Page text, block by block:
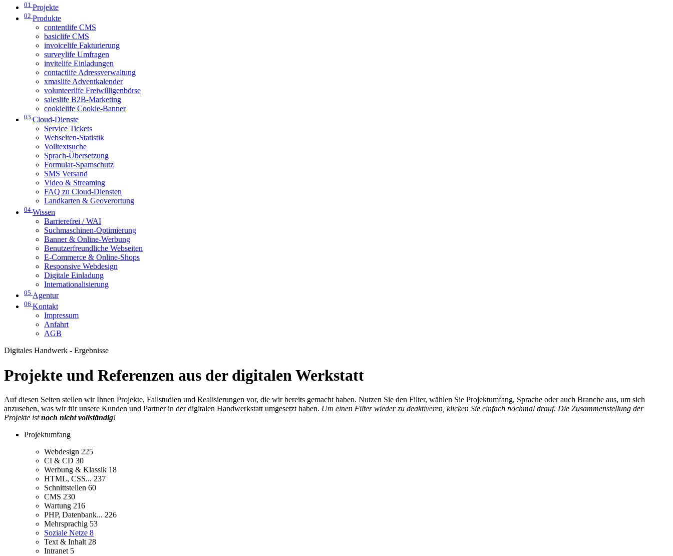
01 Projekte
02 Produkte
contentlife CMS
basiclife CMS
invoicelife Fakturierung
surveylife Umfragen
invitelife Einladungen
contactlife Adressverwaltung
xmaslife Adventkalender
volunteerlife Freiwilligenbörse
saleslife B2B-Marketing
cookielife Cookie-Banner
03 Cloud-Dienste
Service Tickets
Webseiten-Statistik
Volltextsuche
Sprach-Übersetzung
Formular-Spamschutz
SMS Versand
Video & Streaming
FAQ zu Cloud-Diensten
Landkarten & Geoverortung
04 Wissen
Barrierefrei / WAI
Suchmaschinen-Optimierung
Banner & Online-Werbung
Benutzerfreundliche Webseiten
E-Commerce & Online-Shops
Responsive Webdesign
Digitale Einladung
Internationalisierung
05 Agentur
06 Kontakt
Impressum
Anfahrt
AGB
Digitales Handwerk - Ergebnisse
Projekte und Referenzen aus der digitalen Werkstatt
Auf diesen Seiten stellen wir Ihnen Projekte, Fallstudien und Realisierungen vor, die wir bereits gemacht haben. Nutzen Sie den Filter, wählen Sie Projektumfang, Sprache oder auch Branche aus, um sich
anzusehen, was wir für unsere Kunden und Partner in der digitalen Handwerkstatt umgesetzt haben. Um einen Filter wieder zu deaktiveren, klicken Sie einfach nochmal drauf. Die Zusammenstellung der
Projekte istnoch nicht vollständig!
Projektumfang
Webdesign 225
CI & CD 30
Werbung & Klassik 18
HTML, CSS... 237
Schnittstellen 60
CMS 230
Wartung 216
PHP, Datenbank... 226
Mehrsprachig 53
Soziale Netze 8
Text & Inhalt 28
Intranet 5